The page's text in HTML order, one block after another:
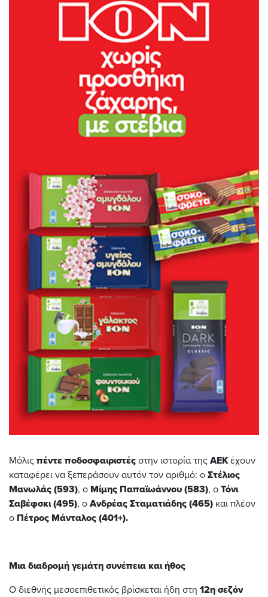
Μόλις πέντε ποδοσφαιριστές στην ιστορία της ΑΕΚέχουν
καταφέρει να ξεπεράσουν αυτόν τον αριθμό: ο Στέλιος
Μανωλάς (593), ο Μίμης Παπαϊωάννου (583), ο Τόνι
Σαβέφσκι (495), ο Ανδρέας Σταματιάδης (465) και πλέον
ο Πέτρος Μάνταλος (401+).
Μια διαδρομή γεμάτη συνέπεια και ήθος
Ο διεθνής μεσοεπιθετικός βρίσκεται ήδη στη 12η σεζόν